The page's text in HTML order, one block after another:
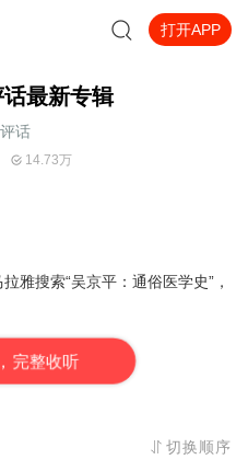
打开APP
最新专辑
话
14.73万
雅搜索“吴京平：通俗医学史”，
完整收听
切换顺序